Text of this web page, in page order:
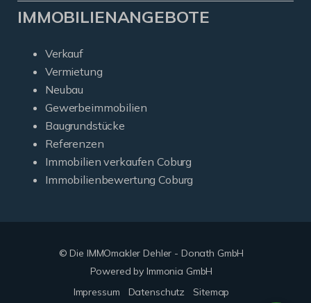
IMMOBILIENANGEBOTE
Verkauf
Vermietung
Neubau
Gewerbeimmobilien
Baugrundstücke
Referenzen
Immobilien verkaufen Coburg
Immobilienbewertung Coburg
© Die IMMOmakler Dehler - Donath GmbH
Powered by Immonia GmbH
Impressum
Datenschutz Sitemap